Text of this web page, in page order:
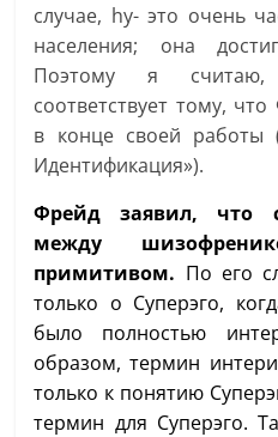
случае, hy- это очень
населения; она
Поэтому я
соответствует тому,
в конце своей работы
Идентификация»).
Фрейд заявил, что
между
примитивом. По его
только о Суперэго,
было полностью
образом, термин
только к понятию
термин для Суперэго.